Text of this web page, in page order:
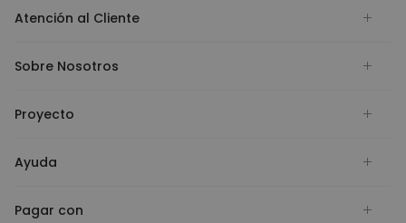
Atención al Cliente
Sobre Nosotros
Proyecto
Ayuda
Pagar con